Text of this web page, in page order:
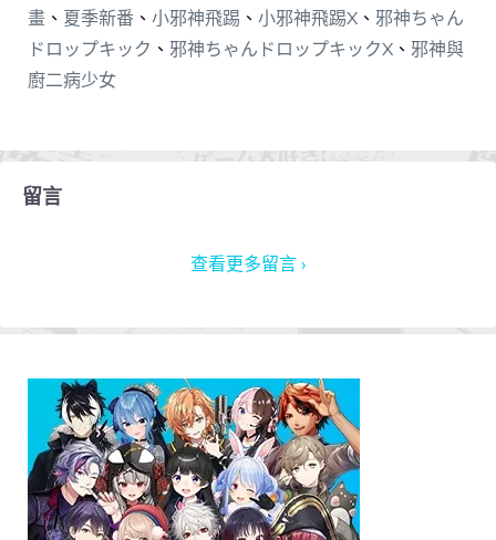
畫 、 夏季新番 、 小邪神飛踢 、 小邪神飛踢X 、 邪神ちゃん
ドロップキック 、 邪神ちゃんドロップキックX 、 邪神與
廚二病少女
留言
查看更多留言 ›